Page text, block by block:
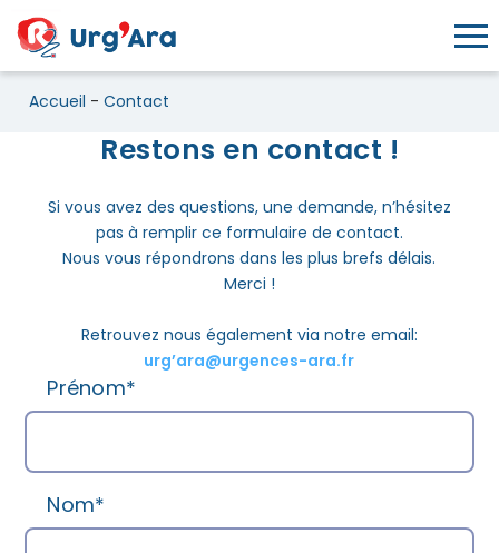
Accueil - Contact
Contact
Restons en contact !
Si vous avez des questions, une demande, n’hésitez
pas à remplir ce formulaire de contact.
Nous vous répondrons dans les plus brefs délais.
Merci !
Retrouvez nous également via notre email:
urg’ara@urgences-ara.fr
Prénom*
Nom*